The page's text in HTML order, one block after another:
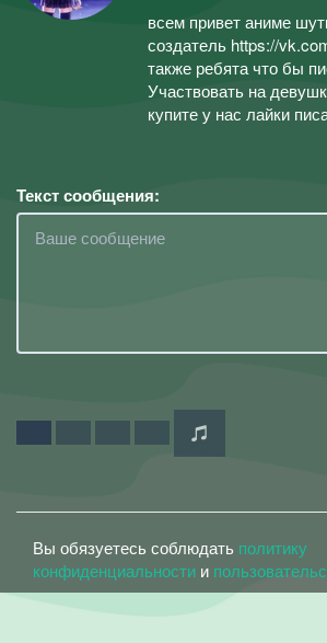
всем привет аниме
создатель https://
также ребята что бы
Участвовать на
купите у нас лайки
Текст сообщения:
Вы обязуетесь соблюдать политику
конфиденциальности и